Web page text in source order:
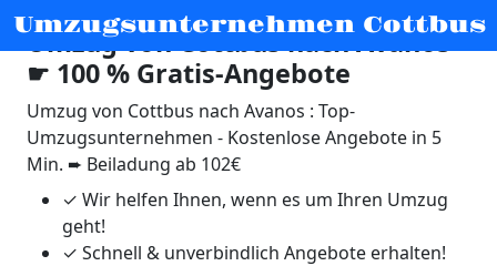
Umzugsunternehmen Cottbus
Umzug von Cottbus nach Avanos
☛ 100 % Gratis-Angebote
Umzug von Cottbus nach Avanos : Top-
Umzugsunternehmen - Kostenlose Angebote in 5
Min. ➨ Beiladung ab 102€
✓ Wir helfen Ihnen, wenn es um Ihren Umzug
geht!
✓ Schnell & unverbindlich Angebote erhalten!